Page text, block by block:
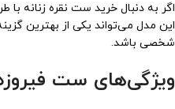
اگر به دنبال خرید ست نقره زنانه
این مدل می‌تواند یکی از بهترین
شخصی باشد.
ویژگی‌های ست فیروزه